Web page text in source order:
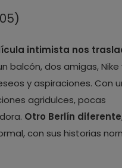
intimista nos
balcón, dos amigas, Nike
y aspiraciones. Con
agridulces, pocas
Otro Berlín
con sus historias